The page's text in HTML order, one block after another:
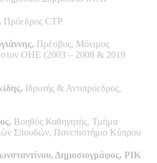
Πρόεδρος CTP
Πρέσβυς, Μόνιμος
στον ΟΗΕ (2003 – 2008 & 2019
Ιδρυτής & Αντιπρόεδρος,
Βοηθός Καθηγητής, Τμήμα
Σπουδών, Πανεπιστήμιο Κύπρου
Δημοσιογράφος, ΡΙΚ